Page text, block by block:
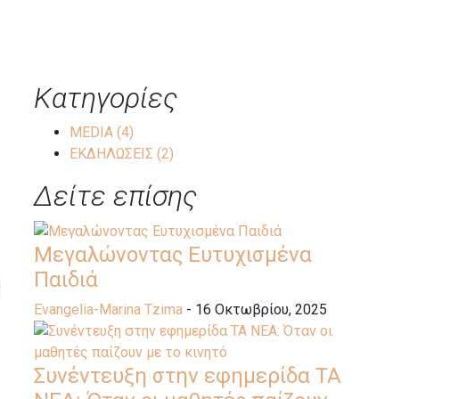
Κατηγορίες
MEDIA (4)
ΕΚΔΗΛΩΣΕΙΣ (2)
Δείτε επίσης
Μεγαλώνοντας Ευτυχισμένα
Παιδιά
Evangelia-Marina Tzima - 16 Οκτωβρίου, 2025
Συνέντευξη στην εφημερίδα ΤΑ